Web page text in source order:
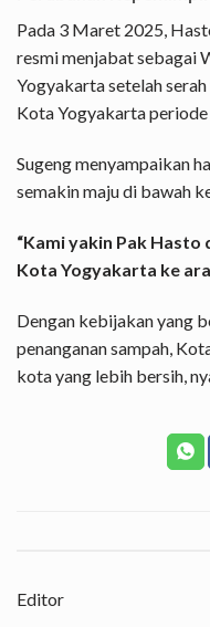
Pada 3 Maret 2025,
resmi menjabat sebagai
Yogyakarta setelah
Kota Yogyakarta
Sugeng menyampaikan
semakin maju di bawah
“Kami yakin Pak Hasto
Kota Yogyakarta ke
Dengan kebijakan yang
penanganan sampah,
kota yang lebih bersih,
Editor